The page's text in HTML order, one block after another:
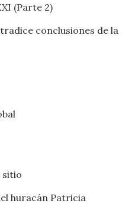
(Parte 2)
conclusiones de la
sitio
huracán Patricia